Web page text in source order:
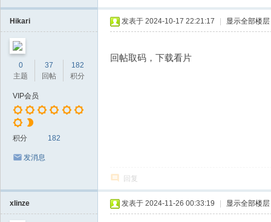
Hikari
0
主题
37
回帖
182
积分
VIP会员
积分 182
发消息
发表于 2024-10-17 22:21:17 显示全部楼层
回帖取码，下载看片
回复
xlinze 发表于 2024-11-26 00:33:19 显示全部楼层